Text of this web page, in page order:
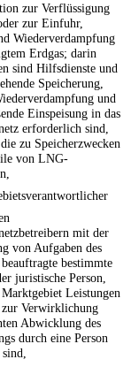
zur Verflüssigung
zur Einfuhr,
Wiederverdampfung
Erdgas; darin
sind Hilfsdienste und
Speicherung,
und
Einspeisung in das
erforderlich sind,
zu Speicherzwecken
von LNG-
mit der
von Aufgaben des
bestimmte
juristische Person,
Leistungen
Verwirklichung
Abwicklung des
durch eine Person